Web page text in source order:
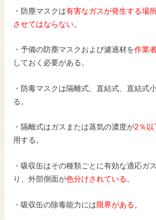
・防塵マスクは有害なガスが発生する場
させてはならない 。
・予備の防塵マスクおよび濾過材を作業
しておく必要がある。
・防毒マスクは隔離式、直結式、直結式
る。
・隔離式はガスまたは蒸気の濃度が2％以
用する。
・吸収缶はその種類ごとに有効な適応ガ
り、外部側面が色分けされている 。
・吸収缶の除毒能力には 限界がある 。